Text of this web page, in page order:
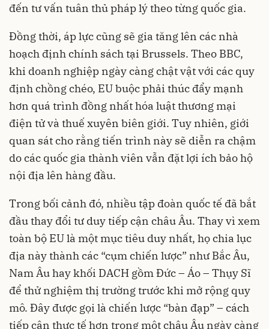
đến tư vấn tuân thủ pháp lý theo từng quốc gia.
Đồng thời, áp lực cũng sẽ gia tăng lên các nhà
hoạch định chính sách tại Brussels. Theo BBC,
khi doanh nghiệp ngày càng chật vật với các quy
định chồng chéo, EU buộc phải thúc đẩy mạnh
hơn quá trình đồng nhất hóa luật thương mại
điện tử và thuế xuyên biên giới. Tuy nhiên, giới
quan sát cho rằng tiến trình này sẽ diễn ra chậm
do các quốc gia thành viên vẫn đặt lợi ích bảo hộ
nội địa lên hàng đầu.
Trong bối cảnh đó, nhiều tập đoàn quốc tế đã bắt
đầu thay đổi tư duy tiếp cận châu Âu. Thay vì xem
toàn bộ EU là một mục tiêu duy nhất, họ chia lục
địa này thành các “cụm chiến lược” như Bắc Âu,
Nam Âu hay khối DACH gồm Đức – Áo – Thụy Sĩ
để thử nghiệm thị trường trước khi mở rộng quy
mô. Đây được gọi là chiến lược “bàn đạp” – cách
tiếp cận thực tế hơn trong một châu Âu ngày càng